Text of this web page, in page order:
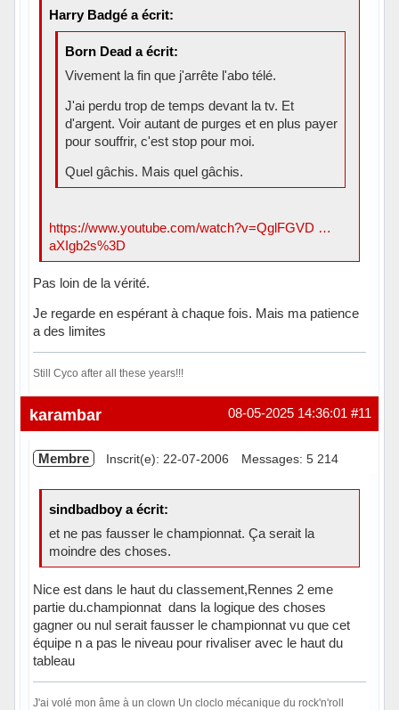
Harry Badgé a écrit:
Born Dead a écrit:
Vivement la fin que j'arrête l'abo télé.
J'ai perdu trop de temps devant la tv. Et
d'argent. Voir autant de purges et en plus payer
pour souffrir, c'est stop pour moi.
Quel gâchis. Mais quel gâchis.
https://www.youtube.com/watch?v=QglFGVD …
aXIgb2s%3D
Pas loin de la vérité.
Je regarde en espérant à chaque fois. Mais ma patience
a des limites
Still Cyco after all these years!!!
Hors ligne #11
08-05-2025 14:36:01
karambar
Membre Inscrit(e): 22-07-2006 Messages: 5 214
sindbadboy a écrit:
et ne pas fausser le championnat. Ça serait la
moindre des choses.
Nice est dans le haut du classement,Rennes 2 eme
partie du.championnat dans la logique des choses
gagner ou nul serait fausser le championnat vu que cet
équipe n a pas le niveau pour rivaliser avec le haut du
tableau
J'ai volé mon âme à un clown Un cloclo mécanique du rock'n'roll